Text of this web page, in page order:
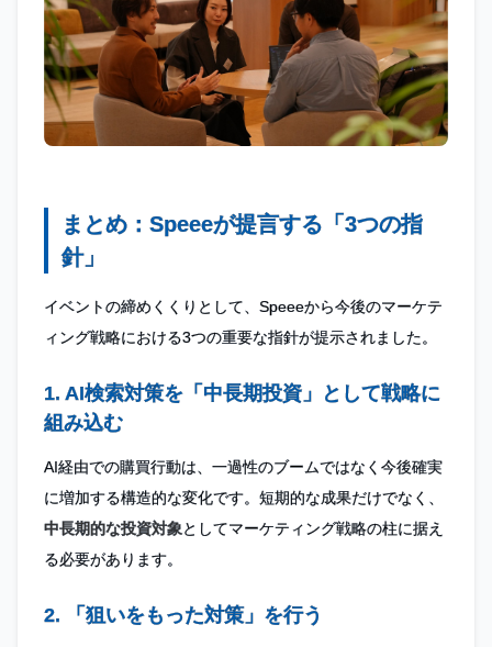
まとめ：Speeeが提言する「3つの指
針」
イベントの締めくくりとして、Speeeから今後のマーケテ
ィング戦略における3つの重要な指針が提示されました。
1. AI検索対策を「中長期投資」として戦略に
組み込む
AI経由での購買行動は、一過性のブームではなく今後確実
に増加する構造的な変化です。短期的な成果だけでなく、
中長期的な投資対象としてマーケティング戦略の柱に据え
る必要があります。
2. 「狙いをもった対策」を行う